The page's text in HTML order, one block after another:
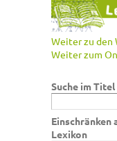
Weiter zu den
Weiter zum
Suche im Titel
Einschränken
Lexikon